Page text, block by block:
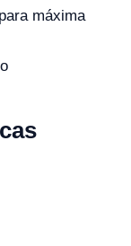
máxima